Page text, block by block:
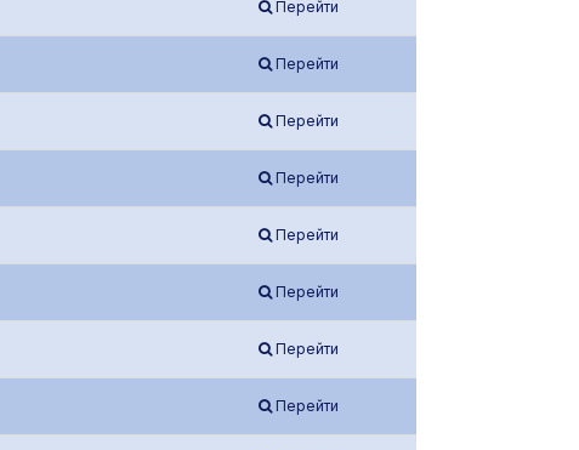
Перейти
Перейти
Перейти
Перейти
Перейти
Перейти
Перейти
Перейти